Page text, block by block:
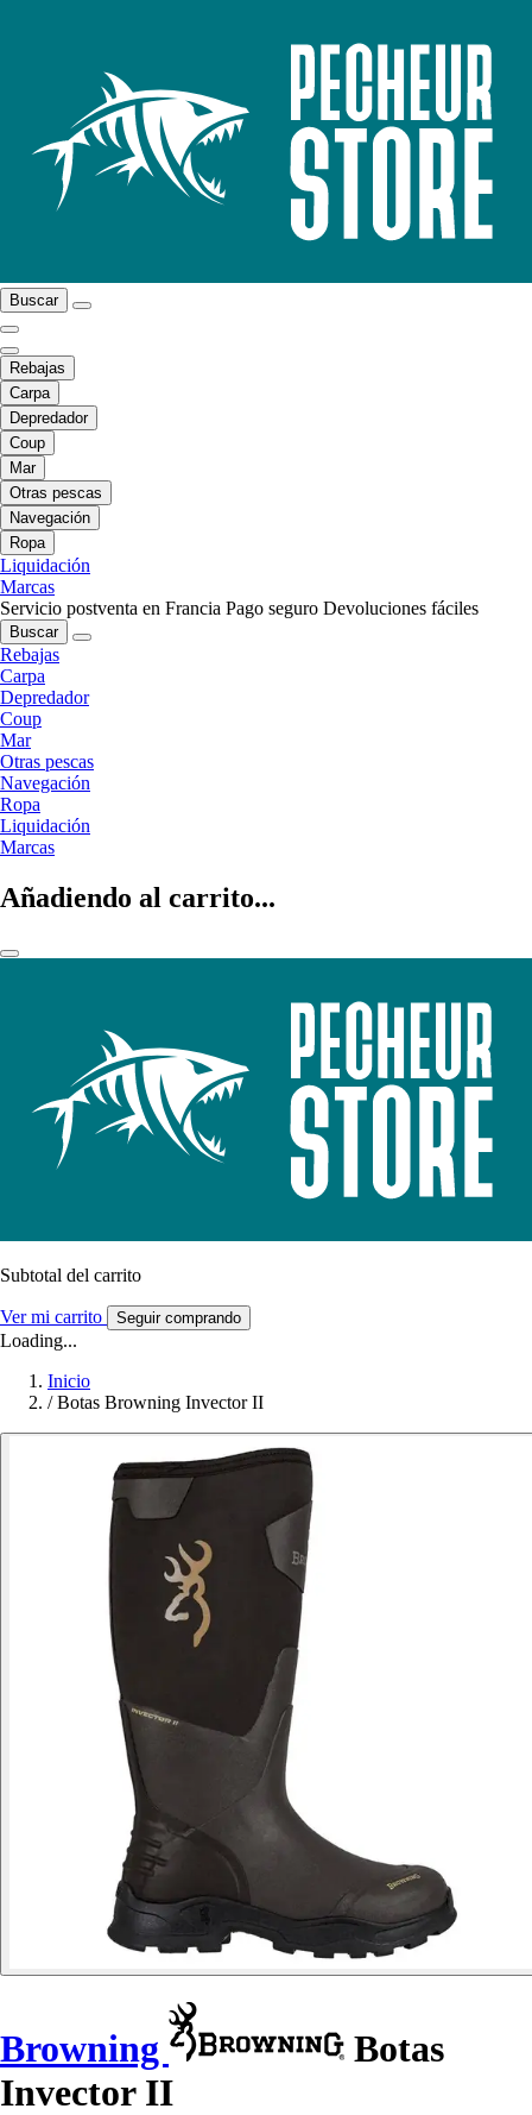
Buscar
Rebajas
Carpa
Depredador
Coup
Mar
Otras pescas
Navegación
Ropa
Liquidación
Marcas
Servicio postventa en Francia Pago seguro Devoluciones fáciles
Buscar
Rebajas
Carpa
Depredador
Coup
Mar
Otras pescas
Navegación
Ropa
Liquidación
Marcas
Añadiendo al carrito...
Subtotal del carrito
Ver mi carrito Seguir comprando
Loading...
Inicio
/ Botas Browning Invector II
Browning
Botas
Invector II